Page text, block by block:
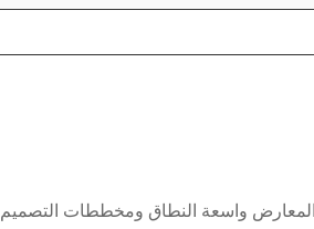
واسعة النطاق ومخططات